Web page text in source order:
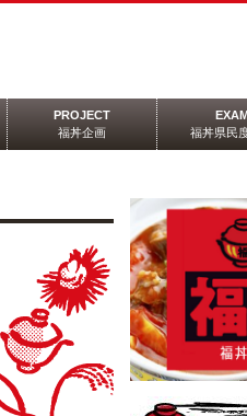
PROJECT
福丼企画
福丼県民